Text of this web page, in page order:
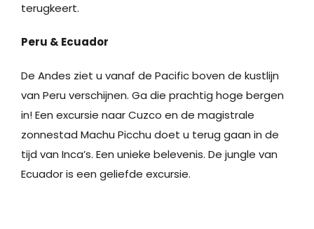
terugkeert.
Peru & Ecuador
De Andes ziet u vanaf de Pacific boven de kustlijn
van Peru verschijnen. Ga die prachtig hoge bergen
in! Een excursie naar Cuzco en de magistrale
zonnestad Machu Picchu doet u terug gaan in de
tijd van Inca’s. Een unieke belevenis. De jungle van
Ecuador is een geliefde excursie.